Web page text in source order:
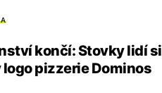
končí: Stovky lidí si
pizzerie Dominos